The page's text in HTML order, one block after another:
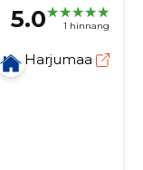
5.0 1 hinnang
Harjumaa